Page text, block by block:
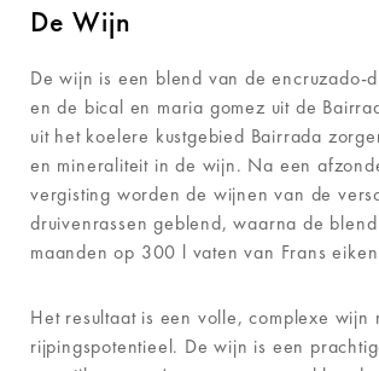
De Wijn
De wijn is een blend van de encruzado-
en de bical en maria gomez uit de
uit het koelere kustgebied Bairrada
en mineraliteit in de wijn. Na een
vergisting worden de wijnen van de
druivenrassen geblend, waarna de
maanden op 300 l vaten van Frans
Het resultaat is een volle, complexe wijn
rijpingspotentieel. De wijn is een